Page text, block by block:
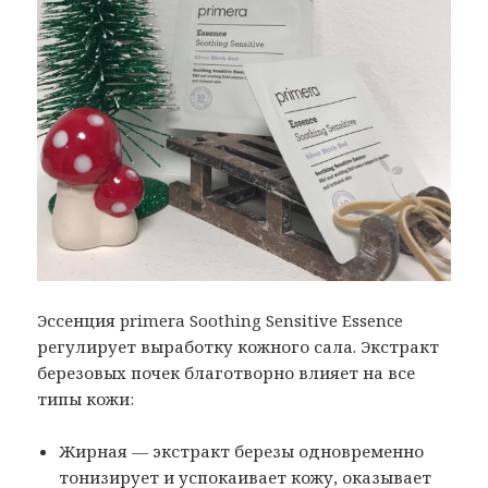
Эссенция primera Soothing Sensitive Essence
регулирует выработку кожного сала. Экстракт
березовых почек благотворно влияет на все
типы кожи:
Жирная — экстракт березы одновременно
тонизирует и успокаивает кожу, оказывает